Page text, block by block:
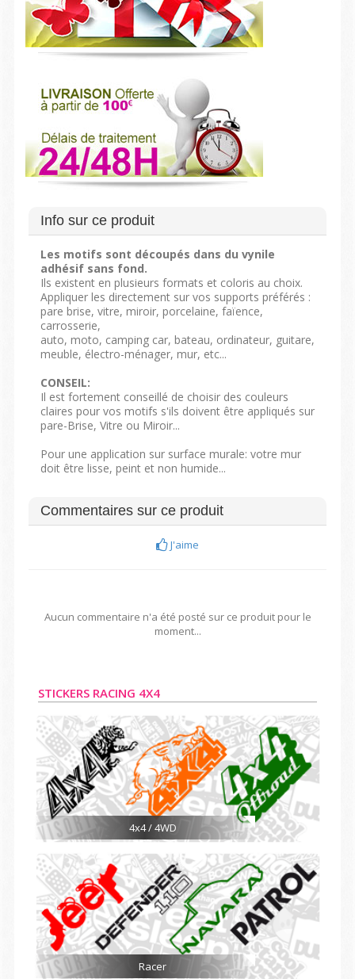
Info sur ce produit
Les motifs sont découpés dans du vynile
adhésif sans fond.
Ils existent en plusieurs formats et coloris au choix.
Appliquer les directement sur vos supports préférés :
pare brise, vitre, miroir, porcelaine, faïence,
carrosserie,
auto, moto, camping car, bateau, ordinateur, guitare,
meuble, électro-ménager, mur, etc...
CONSEIL:
Il est fortement conseillé de choisir des couleurs
claires pour vos motifs s'ils doivent être appliqués sur
pare-Brise, Vitre ou Miroir...
Pour une application sur surface murale: votre mur
doit être lisse, peint et non humide...
Commentaires sur ce produit
J'aime
Aucun commentaire n'a été posté sur ce produit pour le
moment...
STICKERS RACING 4X4
4x4 / 4WD
Racer